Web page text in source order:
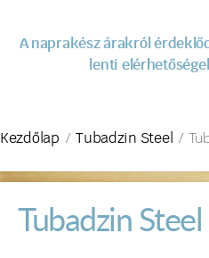
A naprakész árakról
lenti
Kezdőlap /Tubadzin Steel /
Tubadzin